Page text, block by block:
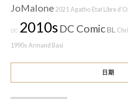
JoMalone 2021 Agatho Etat Libre
DC 2010s DC Comic BL
1990s Armand Basi
日期